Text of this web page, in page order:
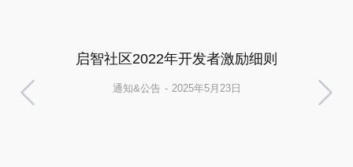
启智社区2022年开发者激励细则
通知&公告 2025年5月23日